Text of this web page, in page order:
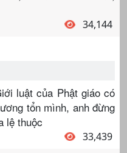
34,144
luật của Phật giáo có
tổn mình, anh đừng
lệ thuộc
33,439